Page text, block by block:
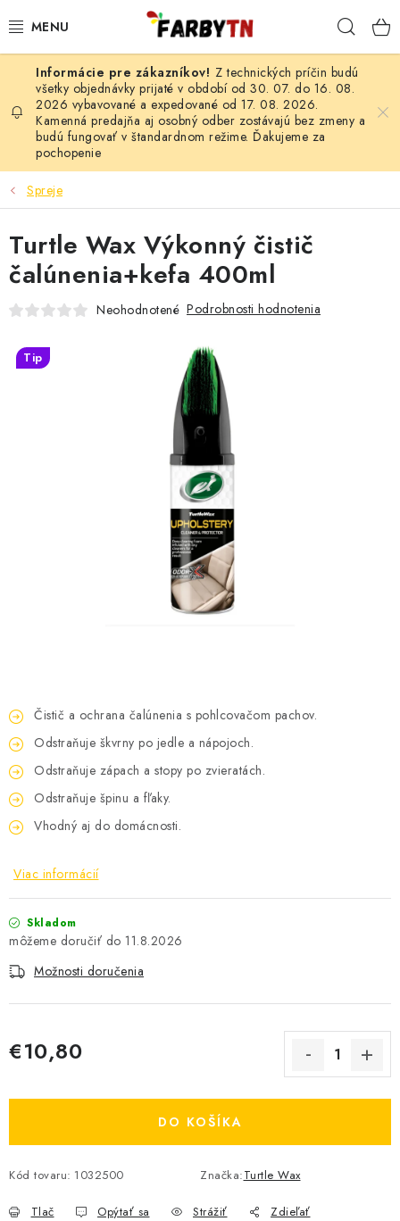
na
FARBY A LAKY
STAVEBNÁ CHÉMIA
MALIARSKE POTREBY
NÁRADIE
AUTO-MOTO
AKCIA
Formulár na reklamáciu tovaru
Z technických príčin budú
všetky objednávky prijaté v období od 30. 07. do 16. 08.
2026 vybavované a expedované od 17. 08. 2026.
Kamenná predajňa aj osobný odber zostávajú bez zmeny a
budú fungovať v štandardnom režime. Ďakujeme za
pochopenie
Spreje
Čistič a ochrana čalúnenia s pohlcovačom pachov.
Odstraňuje škvrny po jedle a nápojoch.
Odstraňuje zápach a stopy po zvieratách.
Odstraňuje špinu a fľaky.
Vhodný aj do domácnosti.
Viac informácií
Skladom
11.8.2026
Možnosti doručenia
€10,80
DO KOŠÍKA
Kód tovaru: 1032500 Značka:Turtle Wax
Tlač Opýtať sa Strážiť Zdieľať
Turtle Wax Výkonný čistič
čalúnenia+kefa 400ml
Neohodnotené Podrobnosti hodnotenia
Tip